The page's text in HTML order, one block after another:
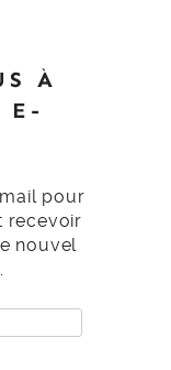
À
E-
pour
recevoir
nouvel